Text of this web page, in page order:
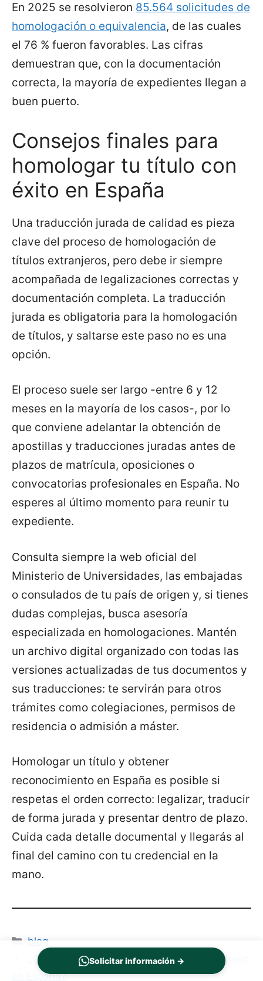
En 2025 se resolvieron 85.564 solicitudes de
homologación o equivalencia, de las cuales
el 76 % fueron favorables. Las cifras
demuestran que, con la documentación
correcta, la mayoría de expedientes llegan a
buen puerto.
Consejos finales para
homologar tu título con
éxito en España
Una traducción jurada de calidad es pieza
clave del proceso de homologación de
títulos extranjeros, pero debe ir siempre
acompañada de legalizaciones correctas y
documentación completa. La traducción
jurada es obligatoria para la homologación
de títulos, y saltarse este paso no es una
opción.
El proceso suele ser largo -entre 6 y 12
meses en la mayoría de los casos-, por lo
que conviene adelantar la obtención de
apostillas y traducciones juradas antes de
plazos de matrícula, oposiciones o
convocatorias profesionales en España. No
esperes al último momento para reunir tu
expediente.
Consulta siempre la web oficial del
Ministerio de Universidades, las embajadas
o consulados de tu país de origen y, si tienes
dudas complejas, busca asesoría
especializada en homologaciones. Mantén
un archivo digital organizado con todas las
versiones actualizadas de tus documentos y
sus traducciones: te servirán para otros
trámites como colegiaciones, permisos de
residencia o admisión a máster.
Homologar un título y obtener
reconocimiento en España es posible si
respetas el orden correcto: legalizar, traducir
de forma jurada y presentar dentro de plazo.
Cuida cada detalle documental y llegarás al
final del camino con tu credencial en la
mano.
Categorías
blog
¿Cuánto cuesta apostillar un título universitario
en España?
Solicitar información →